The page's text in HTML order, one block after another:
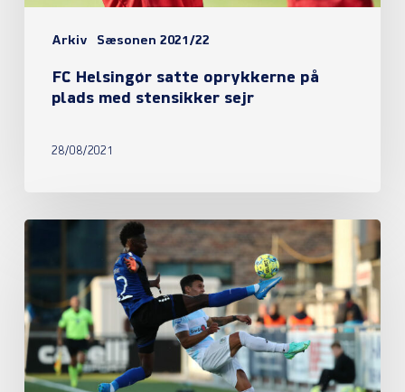
Arkiv Sæsonen 2021/22
FC Helsingør satte oprykkerne på
plads med stensikker sejr
28/08/2021
var
nok
mod